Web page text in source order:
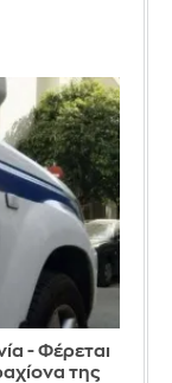
- Φέρεται
της